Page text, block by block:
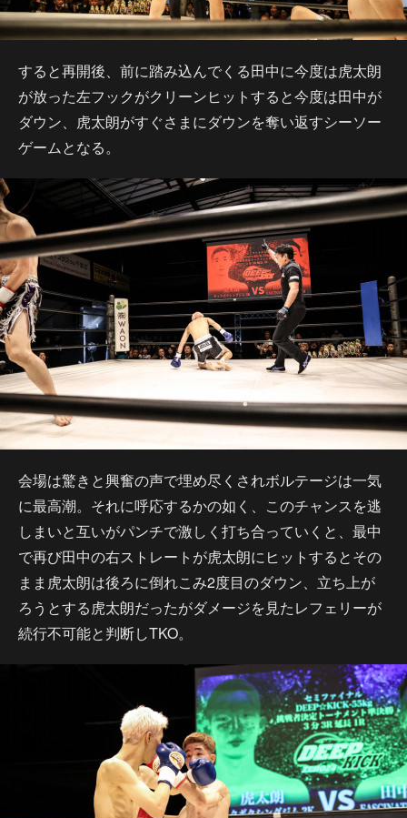
すると再開後、前に踏み込んでくる田中に今度は虎太朗
が放った左フックがクリーンヒットすると今度は田中が
ダウン、虎太朗がすぐさまにダウンを奪い返すシーソー
ゲームとなる。
会場は驚きと興奮の声で埋め尽くされボルテージは一気
に最高潮。それに呼応するかの如く、このチャンスを逃
しまいと互いがパンチで激しく打ち合っていくと、最中
で再び田中の右ストレートが虎太朗にヒットするとその
まま虎太朗は後ろに倒れこみ2度目のダウン、立ち上が
ろうとする虎太朗だったがダメージを見たレフェリーが
続行不可能と判断しTKO。